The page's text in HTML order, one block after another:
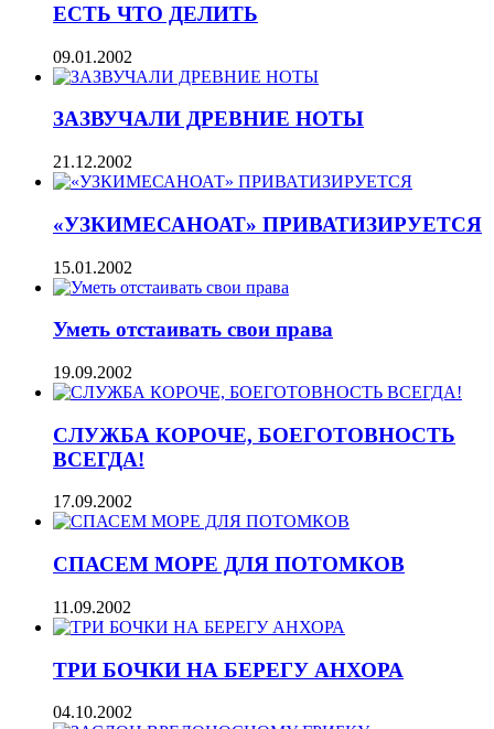
ЕСТЬ ЧТО ДЕЛИТЬ
09.01.2002
ЗАЗВУЧАЛИ ДРЕВНИЕ НОТЫ
21.12.2002
«УЗКИМЕСАНОАТ» ПРИВАТИЗИРУЕТСЯ
15.01.2002
Уметь отстаивать свои права
19.09.2002
СЛУЖБА КОРОЧЕ, БОЕГОТОВНОСТЬ
ВСЕГДА!
17.09.2002
СПАСЕМ МОРЕ ДЛЯ ПОТОМКОВ
11.09.2002
ТРИ БОЧКИ НА БЕРЕГУ АНХОРА
04.10.2002